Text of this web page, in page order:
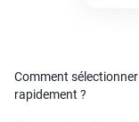
Comment
rapidement ?